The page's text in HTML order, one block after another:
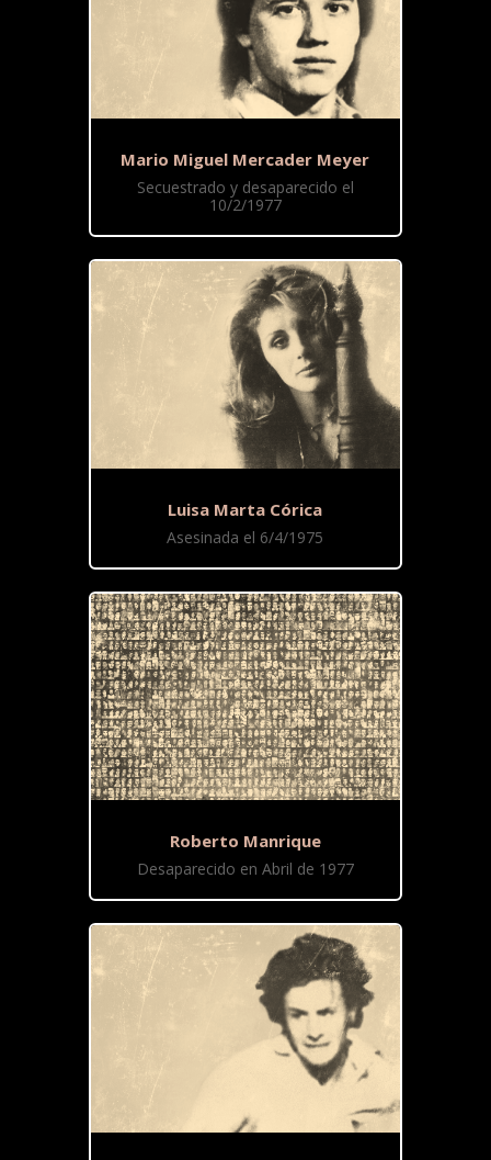
Mario Miguel Mercader Meyer
Secuestrado y desaparecido el
10/2/1977
Luisa Marta Córica
Asesinada el 6/4/1975
Roberto Manrique
Desaparecido en Abril de 1977